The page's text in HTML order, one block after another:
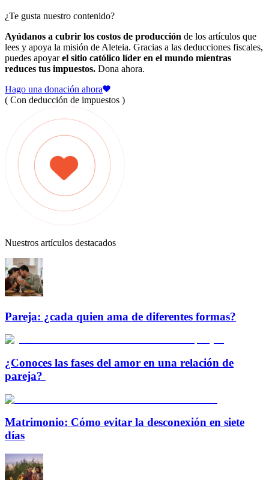
¿Te gusta nuestro contenido?
Ayúdanos a cubrir los costos de producción de los artículos que
lees y apoya la misión de Aleteia. Gracias a las deducciones fiscales,
puedes apoyarel sitio católico líder en el mundo mientras
reduces tus impuestos. Dona ahora.
Hago una donación ahora
( Con deducción de impuestos )
Nuestros artículos destacados
Pareja: ¿cada quien ama de diferentes formas?
¿Conoces las fases del amor en una relación de
pareja?
Matrimonio: Cómo evitar la desconexión en siete
días